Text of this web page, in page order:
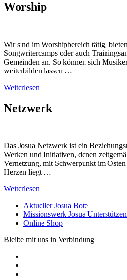
Worship
Wir sind im Worshipbereich tätig,
Songwritercamps oder auch
Gemeinden an. So können sich
weiterbilden lassen …
Weiterlesen
Netzwerk
Das Josua Netzwerk ist ein
Werken und Initiativen, denen
Vernetzung, mit Schwerpunkt im
Herzen liegt …
Weiterlesen
Aktueller Josua Bote
Missionswerk Josua Unterstützen
Online Shop
Bleibe mit uns in Verbindung